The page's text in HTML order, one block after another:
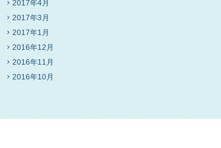
2017年4月
2017年3月
2017年1月
2016年12月
2016年11月
2016年10月